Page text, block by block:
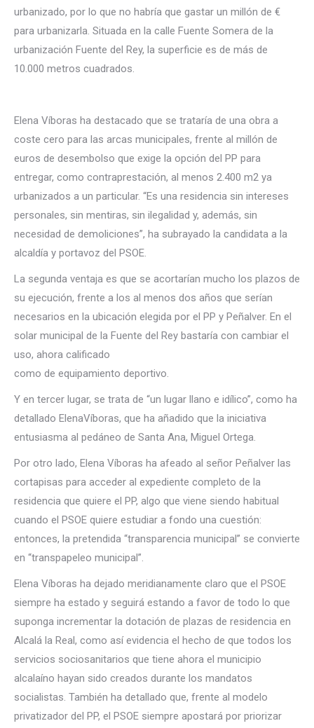
urbanizado, por lo que no habría que gastar un millón de €
para urbanizarla. Situada en la calle Fuente Somera de la
urbanización Fuente del Rey, la superficie es de más de
10.000 metros cuadrados.
Elena Víboras ha destacado que se trataría de una obra a
coste cero para las arcas municipales, frente al millón de
euros de desembolso que exige la opción del PP para
entregar, como contraprestación, al menos 2.400 m2 ya
urbanizados a un particular. “Es una residencia sin intereses
personales, sin mentiras, sin ilegalidad y, además, sin
necesidad de demoliciones”, ha subrayado la candidata a la
alcaldía y portavoz del PSOE.
La segunda ventaja es que se acortarían mucho los plazos de
su ejecución, frente a los al menos dos años que serían
necesarios en la ubicación elegida por el PP y Peñalver. En el
solar municipal de la Fuente del Rey bastaría con cambiar el
uso, ahora calificado
como de equipamiento deportivo.
Y en tercer lugar, se trata de “un lugar llano e idílico”, como ha
detallado ElenaVíboras, que ha añadido que la iniciativa
entusiasma al pedáneo de Santa Ana, Miguel Ortega.
Por otro lado, Elena Víboras ha afeado al señor Peñalver las
cortapisas para acceder al expediente completo de la
residencia que quiere el PP, algo que viene siendo habitual
cuando el PSOE quiere estudiar a fondo una cuestión:
entonces, la pretendida “transparencia municipal” se convierte
en “transpapeleo municipal”.
Elena Víboras ha dejado meridianamente claro que el PSOE
siempre ha estado y seguirá estando a favor de todo lo que
suponga incrementar la dotación de plazas de residencia en
Alcalá la Real, como así evidencia el hecho de que todos los
servicios sociosanitarios que tiene ahora el municipio
alcalaíno hayan sido creados durante los mandatos
socialistas. También ha detallado que, frente al modelo
privatizador del PP, el PSOE siempre apostará por priorizar